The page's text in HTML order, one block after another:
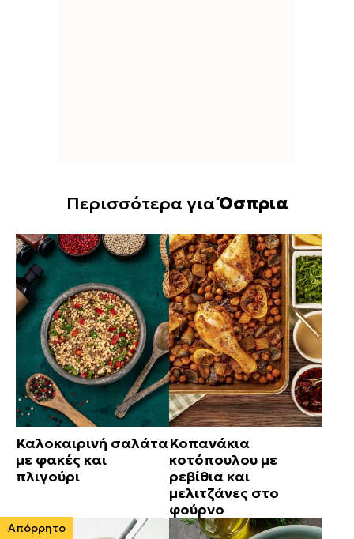
Περισσότερα γιαΌσπρια
Καλοκαιρινή σαλάτα
με φακές και
πλιγούρι
Κοπανάκια
κοτόπουλου με
ρεβίθια και
μελιτζάνες στο
φούρνο
Απόρρητο